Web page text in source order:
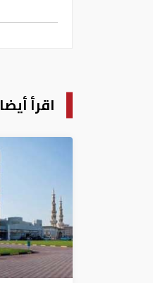
اقرأ أيضا